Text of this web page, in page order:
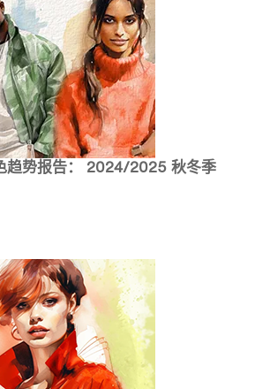
趋势报告： 2024/2025 秋冬季